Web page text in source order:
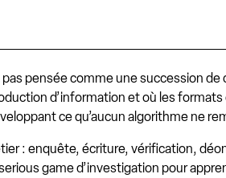
pas pensée comme une succession
d’information et où les
ce qu’aucun algorithme ne
: enquête, écriture, vérification,
game d’investigation pour